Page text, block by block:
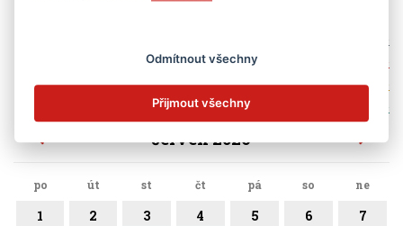
základní škola
mateřská škola
červen 2026
po út st čt pá so ne
1 2 3 4 5 6 7
Odmítnout všechny
Přijmout všechny